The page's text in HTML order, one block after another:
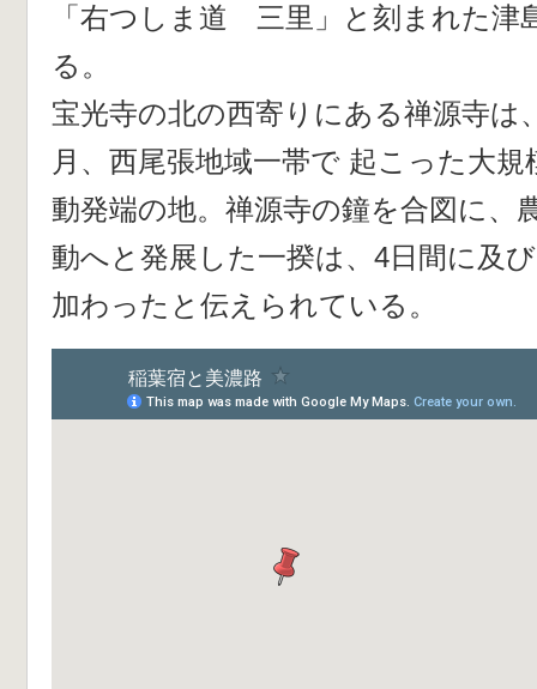
「右つしま道 三里」と刻まれた津
る。
宝光寺の北の西寄りにある禅源寺は
月、西尾張地域一帯で 起こった大
動発端の地。禅源寺の鐘を合図に、
動へと発展した一揆は、4日間に及
加わったと伝えられている。